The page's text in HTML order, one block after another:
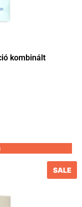
kombinált
SALE